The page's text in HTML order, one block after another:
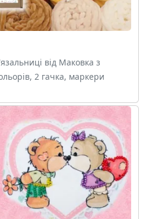
від Маковка з
2 гачка, маркери